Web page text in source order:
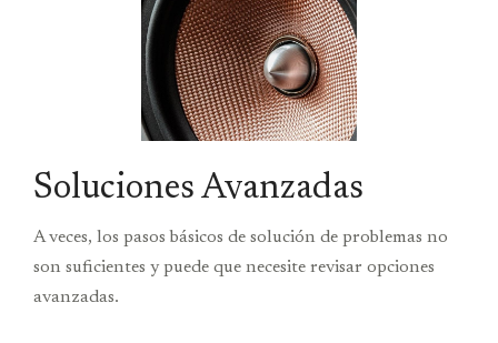
Soluciones Avanzadas
A veces, los pasos básicos de solución de problemas no
son suficientes y puede que necesite revisar opciones
avanzadas.